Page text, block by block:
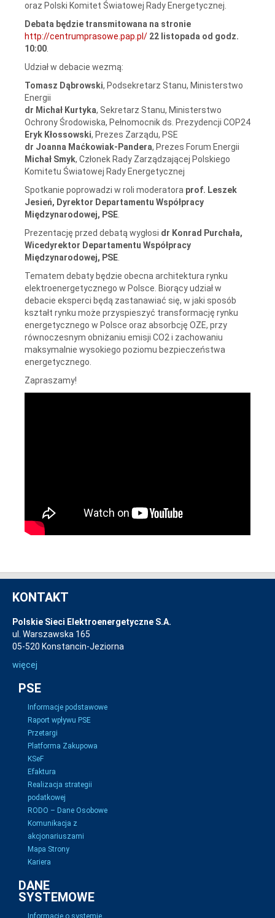
oraz Polski Komitet Światowej Rady Energetycznej.
Debata będzie transmitowana na stronie
http://centrumprasowe.pap.pl/ 22 listopada od godz.
10:00
Udział w debacie wezmą:
Tomasz Dąbrowski, Podsekretarz Stanu, Ministerstwo
Energii
dr Michał Kurtyka, Sekretarz Stanu, Ministerstwo
Ochrony Środowiska, Pełnomocnik ds. Prezydencji COP24
Eryk Kłossowski, Prezes Zarządu, PSE
dr Joanna Maćkowiak-Pandera, Prezes Forum Energii
Michał Smyk, Członek Rady Zarządzającej Polskiego
Komitetu Światowej Rady Energetycznej
Spotkanie poprowadzi w roli moderatora prof. Leszek
Jesień, Dyrektor Departamentu Współpracy
Międzynarodowej, PSE
Prezentację przed debatą wygłosi dr Konrad Purchała,
Wicedyrektor Departamentu Współpracy
Międzynarodowej, PSE
Tematem debaty będzie obecna architektura rynku
elektroenergetycznego w Polsce. Biorący udział w
debacie eksperci będą zastanawiać się, w jaki sposób
kształt rynku może przyspieszyć transformację rynku
energetycznego w Polsce oraz absorbcję OZE, przy
równoczesnym obniżaniu emisji CO2 i zachowaniu
maksymalnie wysokiego poziomu bezpieczeństwa
energetycznego.
Zapraszamy!
KONTAKT
Polskie Sieci Elektroenergetyczne S.A.
ul. Warszawska 165
05-520 Konstancin-Jeziorna
więcej
PSE
Informacje podstawowe
Raport wpływu PSE
Przetargi
Platforma Zakupowa
KSeF
Efaktura
Realizacja strategii
podatkowej
RODO – Dane Osobowe
Komunikacja z
akcjonariuszami
Mapa Strony
Kariera
DANE
SYSTEMOWE
Informacje o systemie